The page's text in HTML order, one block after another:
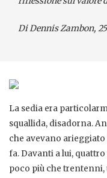
Di Dennis Zambon,
La sedia era
squallida, disadorna.
che avevano
fa. Davanti a lui,
poco più che trentenni,